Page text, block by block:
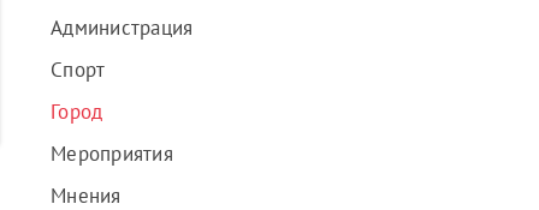
Администрация
Спорт
Город
Мероприятия
Мнения